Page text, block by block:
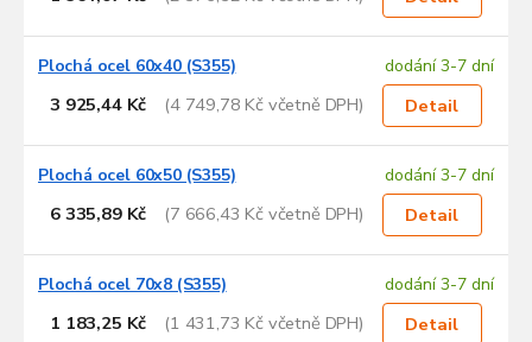
Plochá ocel 60x40 (S355) dodání 3-7 dní
3 925,44 Kč (4 749,78 Kč včetně DPH) Detail
Plochá ocel 60x50 (S355) dodání 3-7 dní
6 335,89 Kč (7 666,43 Kč včetně DPH) Detail
Plochá ocel 70x8 (S355) dodání 3-7 dní
1 183,25 Kč (1 431,73 Kč včetně DPH) Detail